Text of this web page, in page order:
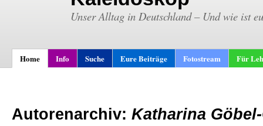
Unser Alltag in Deutschland – Und wie ist
Home Info Suche Eure Beiträge Fotostream Für
Autorenarchiv: Katharina